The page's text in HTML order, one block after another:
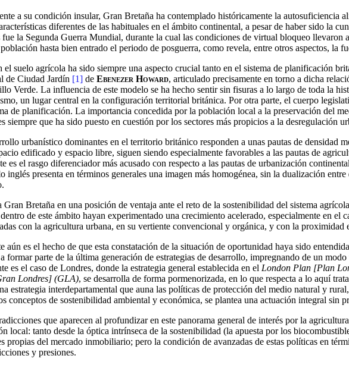
a su condición insular, Gran Bretaña ha contemplado históricamente la autosuficiencia
diferentes de las habituales en el ámbito continental, a pesar de haber sido la
la Segunda Guerra Mundial, durante la cual las condiciones de virtual bloqueo
hasta bien entrado el periodo de posguerra, como revela, entre otros aspectos, la
suelo agrícola ha sido siempre una aspecto crucial tanto en el sistema de planificación
de Ciudad Jardín [1] de Ebenezer Howard, articulado precisamente en torno a dicha
Verde. La influencia de este modelo se ha hecho sentir sin fisuras a lo largo de toda la
un lugar central en la configuración territorial británica. Por otra parte, el cuerpo
de planificación. La importancia concedida por la población local a la preservación del
siempre que ha sido puesto en cuestión por los sectores más propicios a la desregulación
urbanístico dominantes en el territorio británico responden a unas pautas de densidad
edificado y espacio libre, siguen siendo especialmente favorables a las pautas de
es el rasgo diferenciador más acusado con respecto a las pautas de urbanización
inglés presenta en términos generales una imagen más homogénea, sin la dualización
Bretaña en una posición de ventaja ante el reto de la sostenibilidad del sistema
de este ámbito hayan experimentado una crecimiento acelerado, especialmente en
con la agricultura urbana, en su vertiente convencional y orgánica, y con la proximidad
aún es el hecho de que esta constatación de la situación de oportunidad haya sido
formar parte de la última generación de estrategias de desarrollo, impregnando de un
es el caso de Londres, donde la estrategia general establecida en el London Plan [Plan
Londres] (GLA), se desarrolla de forma pormenorizada, en lo que respecta a lo aquí
estrategia interdepartamental que auna las políticas de protección del medio natural y
conceptos de sostenibilidad ambiental y económica, se plantea una actuación integral sin
que aparecen al profundizar en este panorama general de interés por la
local: tanto desde la óptica intrínseca de la sostenibilidad (la apuesta por los
propias del mercado inmobiliario; pero la condición de avanzadas de estas políticas en
y presiones.